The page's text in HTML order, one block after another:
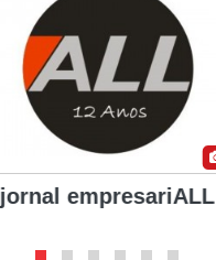
jornal empresariALL